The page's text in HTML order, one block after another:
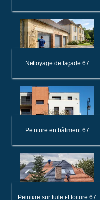
Nettoyage de façade 67
Peinture en bâtiment 67
Peinture sur tuile et toiture 67